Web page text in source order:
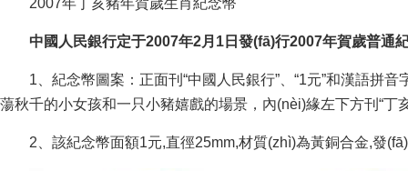
2007年丁亥豬年賀歲生肖紀念幣
中國人民銀行定于2007年2月1日發(fā)行2007年賀歲普通紀
1、紀念幣圖案：正面刊“中國人民銀行”、“1元”和漢
蕩秋千的小女孩和一只小豬嬉戲的場景，內(nèi)緣左下方刊“丁
2、該紀念幣面額1元,直徑25mm,材質(zhì)為黃銅合金,發